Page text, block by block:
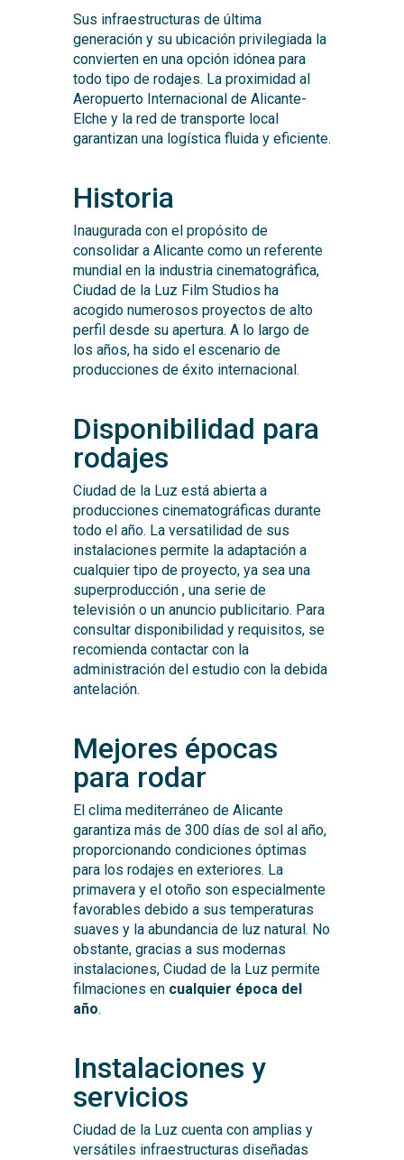
Sus infraestructuras de última
generación y su ubicación privilegiada la
convierten en una opción idónea para
todo tipo de rodajes. La proximidad al
Aeropuerto Internacional de Alicante-
Elche y la red de transporte local
garantizan una logística fluida y eficiente.
Historia
Inaugurada con el propósito de
consolidar a Alicante como un referente
mundial en la industria cinematográfica,
Ciudad de la Luz Film Studios ha
acogido numerosos proyectos de alto
perfil desde su apertura. A lo largo de
los años, ha sido el escenario de
producciones de éxito internacional.
Disponibilidad para
rodajes
Ciudad de la Luz está abierta a
producciones cinematográficas durante
todo el año. La versatilidad de sus
instalaciones permite la adaptación a
cualquier tipo de proyecto, ya sea una
superproducción , una serie de
televisión o un anuncio publicitario. Para
consultar disponibilidad y requisitos, se
recomienda contactar con la
administración del estudio con la debida
antelación.
Mejores épocas
para rodar
El clima mediterráneo de Alicante
garantiza más de 300 días de sol al año,
proporcionando condiciones óptimas
para los rodajes en exteriores. La
primavera y el otoño son especialmente
favorables debido a sus temperaturas
suaves y la abundancia de luz natural. No
obstante, gracias a sus modernas
instalaciones, Ciudad de la Luz permite
filmaciones en cualquier época del
año.
Instalaciones y
servicios
Ciudad de la Luz cuenta con amplias y
versátiles infraestructuras diseñadas